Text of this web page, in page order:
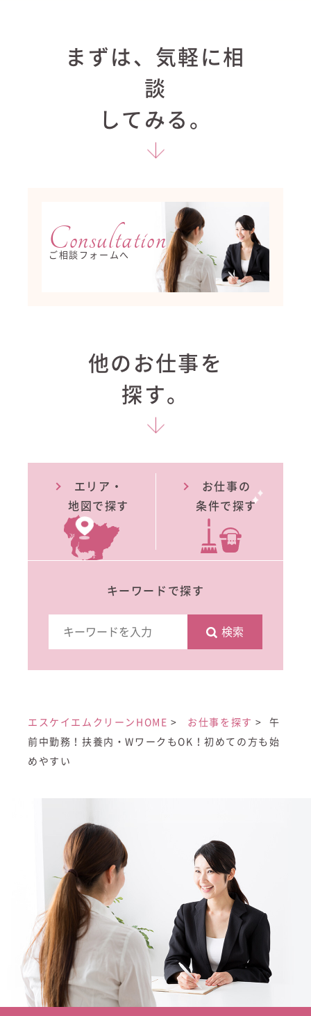
まずは、気軽に相
談
してみる。
Consultation
ご相談フォームへ
他のお仕事を
探す。
エリア・
地図で探す
お仕事の
条件で探す
キーワードで探す
検索
エスケイエムクリーンHOME お仕事を探す
午
前中勤務！扶養内・WワークもOK！初めての方も始
めやすい